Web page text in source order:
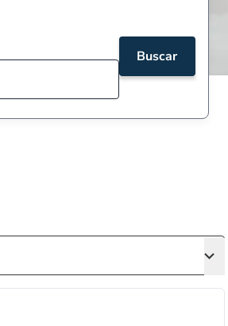
Buscar